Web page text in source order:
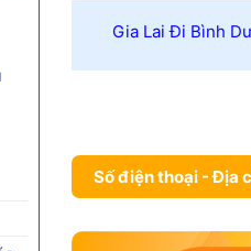
Gia Lai Đi Bình
Số điện thoại - Địa